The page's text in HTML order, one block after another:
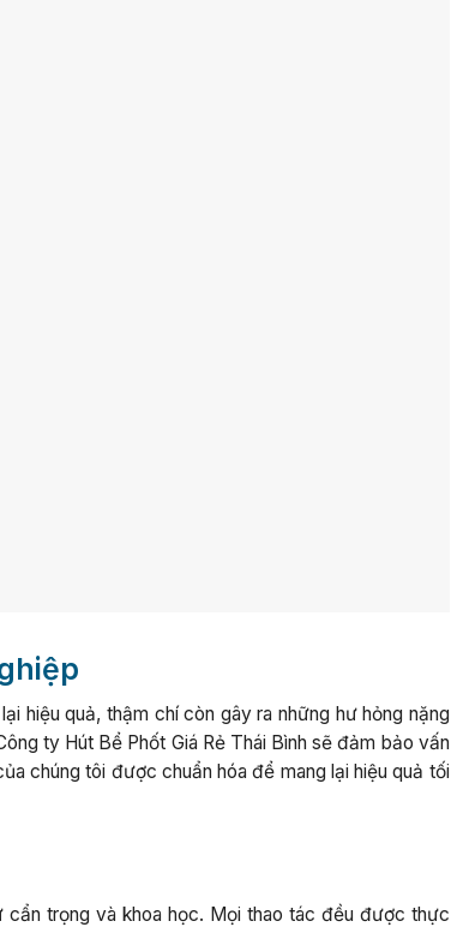
hiệu quả, thậm chí còn gây ra những hư hỏng nặng
ty Hút Bể Phốt Giá Rẻ Thái Bình sẽ đảm bảo vấn
chúng tôi được chuẩn hóa để mang lại hiệu quả tối
trọng và khoa học. Mọi thao tác đều được thực